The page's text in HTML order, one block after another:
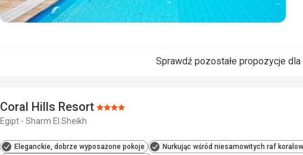
Sprawdź pozostałe propozycje
Coral Hills Resort Ocena:
Egipt - Sharm El Sheikh
Eleganckie, dobrze wyposażone pokoje
Nurkując wśród niesamowitych raf